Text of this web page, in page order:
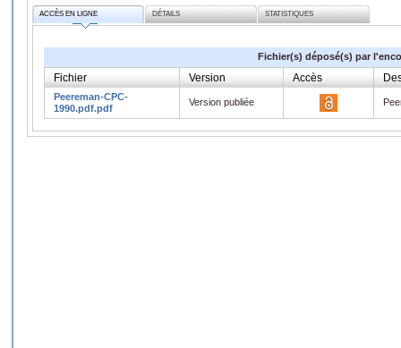
ACCÈS EN LIGNE DÉTAILS STATISTIQUES
Fichier(s) déposé(s) par
Fichier Version Accès
Peereman-CPC-
1990.pdf.pdf
Version publiée